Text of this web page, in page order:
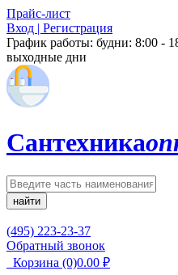
Прайс-лист
Вход | Регистрация
График работы: будни: 8:00 -
выходные дни
Сантехника
найти
(495) 223-23-37
Обратный звонок
Корзина (0)0.00 ₽